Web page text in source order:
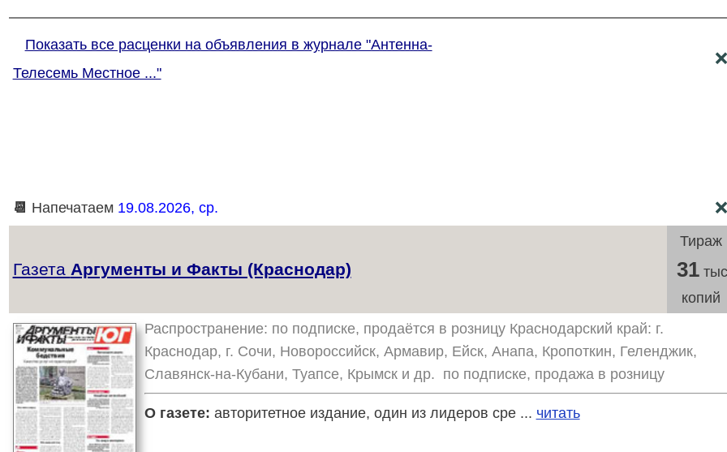
Показать все расценки на объявления в журнале "Антенна-
Телесемь Местное ..."
📆 Напечатаем 19.08.2026, ср.
Газета Аргументы и Факты (Краснодар)
Тираж
31
копий
Распространение: по подписке, продаётся в розницу Краснодарский край: г.
Краснодар, г. Сочи, Новороссийск, Армавир, Ейск, Анапа, Кропоткин, Геленджик,
Славянск-на-Кубани, Туапсе, Крымск и др. по подписке, продажа в розницу
О газете: авторитетное издание, один из лидеров сре ... читать